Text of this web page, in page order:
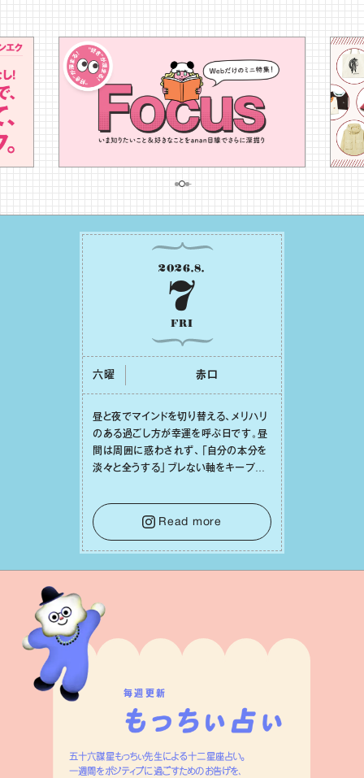
2026.8.
7
FRI
六曜 ⾚⼝
昼と夜でマインドを切り替える、メリハリ
のある過ごし⽅が幸運を呼ぶ⽇です。昼
間は周囲に惑わされず、「⾃分の本分を
淡々と全うする」ブレない軸をキープし
⾔葉に流されないよう、⼼にしっかりブ
レーキをかけること。この意識の切り替
えが、あなたに確かな安⼼感をもたらす
はずです。
Read more
毎週更新
五十六謀星もっちぃ先生による十二星座占い。
一週間をポジティブに過ごすためのお告げを、